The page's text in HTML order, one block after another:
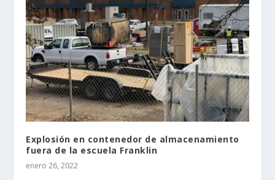
Explosión en contenedor de almacenamiento
fuera de la escuela Franklin
enero 26, 2022